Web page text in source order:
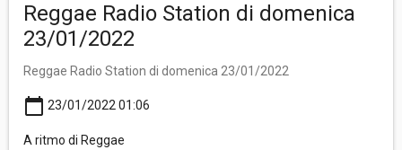
Reggae Radio Station di domenica
23/01/2022
Reggae Radio Station di domenica 23/01/2022
calendar_today 23/01/2022 01:06
A ritmo di Reggae